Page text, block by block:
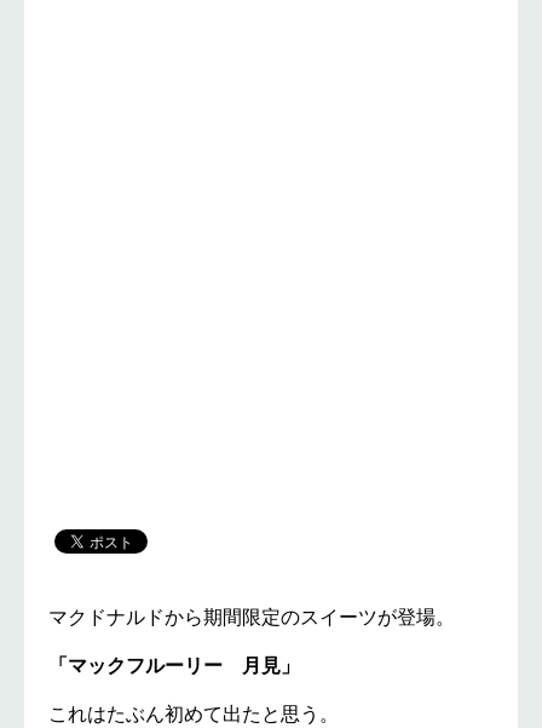
マクドナルドから期間限定のスイーツが登場。
「マックフルーリー 月見」
これはたぶん初めて出たと思う。